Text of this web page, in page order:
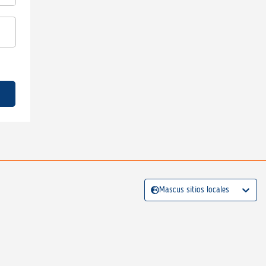
Mascus sitios locales